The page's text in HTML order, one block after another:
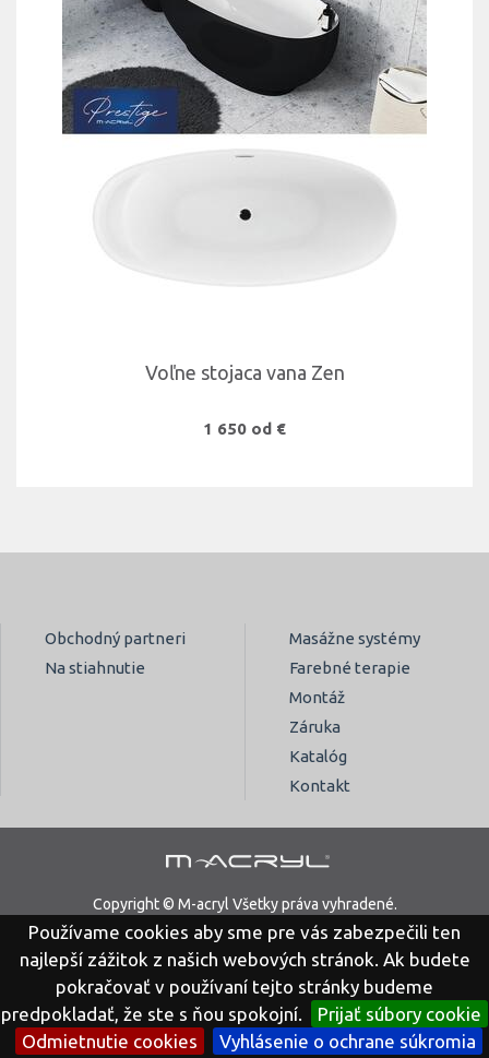
Používame cookies aby sme pre vás zabezpečili ten
najlepší zážitok z našich webových stránok. Ak budete
pokračovať v používaní tejto stránky budeme
predpokladať, že ste s ňou spokojní.
Prijať súbory cookie
Odmietnutie cookies
Vyhlásenie o ochrane súkromia
Voľne stojaca vana Zen
1 650 od €
Obchodný partneri
Na stiahnutie
Masážne systémy
Farebné terapie
Montáž
Záruka
Katalóg
Kontakt
Copyright © M-acryl Všetky práva vyhradené.
Právne vyhlásenie Ochrana osobných údajov